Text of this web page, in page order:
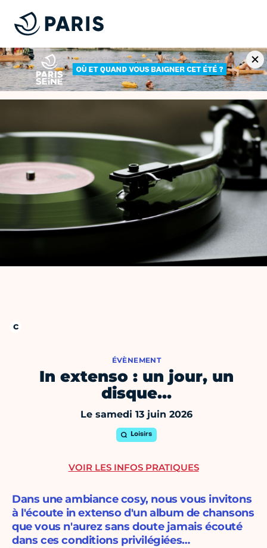
ÉVÈNEMENT
In extenso : un jour, un
disque…
Le samedi 13 juin 2026
Loisirs
Dans une ambiance cosy, nous vous invitons
à l'écoute in extenso d'un album de chansons
que vous n'aurez sans doute jamais écouté
dans ces conditions privilégiées…
VOIR LES INFOS PRATIQUES